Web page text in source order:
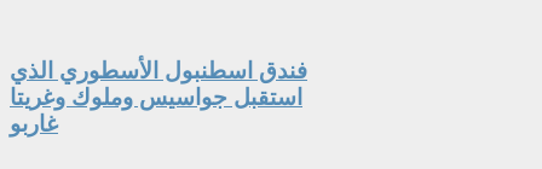
فندق اسطنبول الأسطوري الذي
استقبل جواسيس وملوك وغريتا
غاربو